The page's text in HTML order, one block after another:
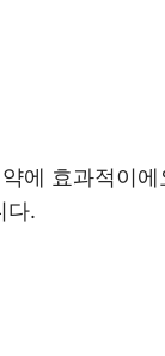
에 효과적이에
다.